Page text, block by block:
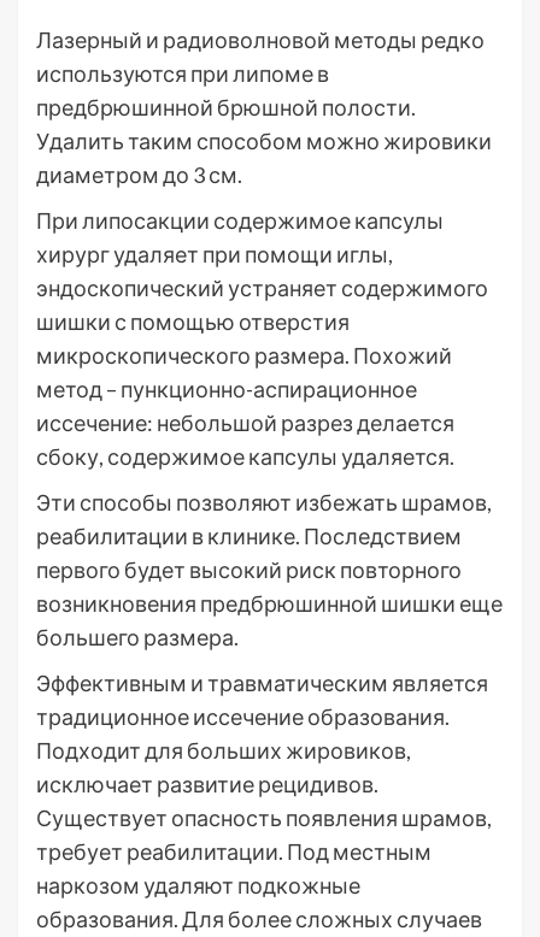
Лазерный и радиоволновой методы редко
используются при липоме в
предбрюшинной брюшной полости.
Удалить таким способом можно жировики
диаметром до 3 см.
При липосакции содержимое капсулы
хирург удаляет при помощи иглы,
эндоскопический устраняет содержимого
шишки с помощью отверстия
микроскопического размера. Похожий
метод – пункционно-аспирационное
иссечение: небольшой разрез делается
сбоку, содержимое капсулы удаляется.
Эти способы позволяют избежать шрамов,
реабилитации в клинике. Последствием
первого будет высокий риск повторного
возникновения предбрюшинной шишки еще
большего размера.
Эффективным и травматическим является
традиционное иссечение образования.
Подходит для больших жировиков,
исключает развитие рецидивов.
Существует опасность появления шрамов,
требует реабилитации. Под местным
наркозом удаляют подкожные
образования. Для более сложных случаев